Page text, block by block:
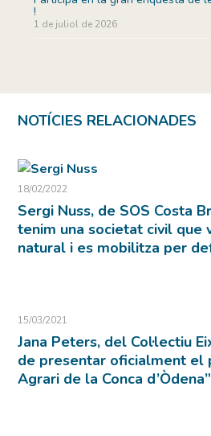
!
1 de juliol de 2026
NOTÍCIES RELACIONADES
18/02/2022
Sergi Nuss, de SOS Costa
tenim una societat civil que
natural i es mobilitza per
15/03/2021
Jana Peters, del Col·lectiu
de presentar oficialment el
Agrari de la Conca d’Òdena”